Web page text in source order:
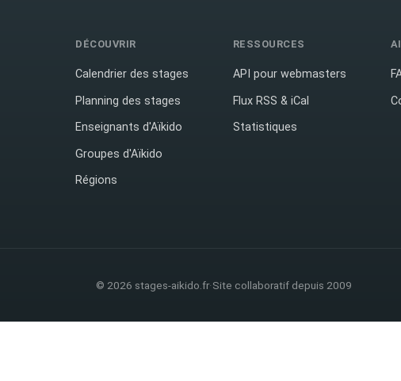
DÉCOUVRIR
Calendrier des stages
Planning des stages
Enseignants d'Aïkido
Groupes d'Aïkido
Régions
RESSOURCES
API pour webmasters
Flux RSS & iCal
Statistiques
© 2026 stages-aikido.fr·Site collaboratif depuis 2009